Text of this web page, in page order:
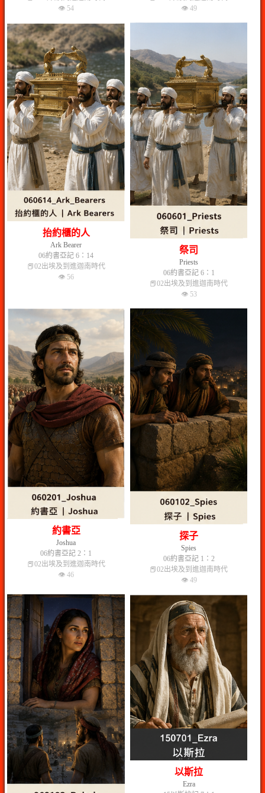
👁 54
👁 49
抬約櫃的人
Ark Bearer
06約書亞記 6：14
📕02出埃及到進迦南時代
👁 56
祭司
Priests
06約書亞記 6：1
📕02出埃及到進迦南時代
👁 53
約書亞
Joshua
06約書亞記 2：1
📕02出埃及到進迦南時代
👁 46
探子
Spies
06約書亞記 1：2
📕02出埃及到進迦南時代
👁 49
以斯拉
Ezra